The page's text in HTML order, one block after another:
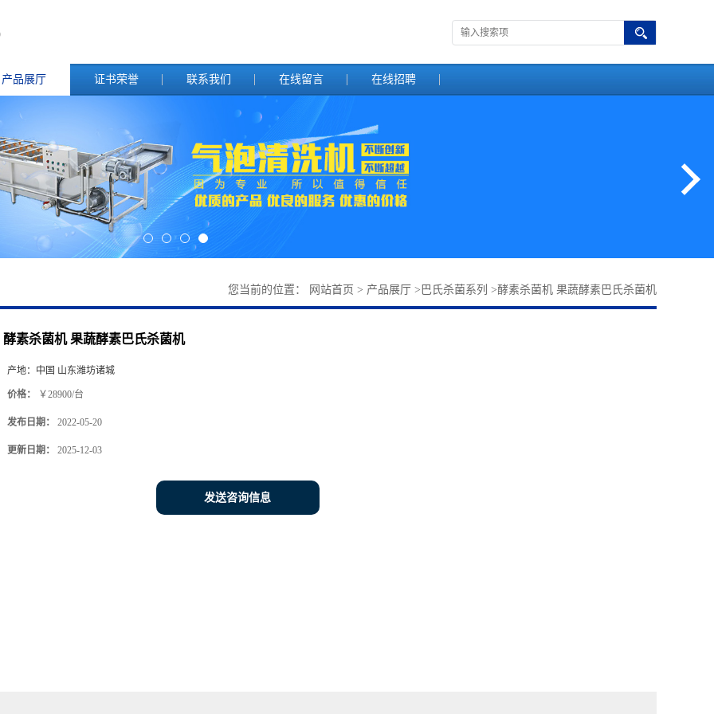
产品展厅 证书荣誉 联系我们 在线留言 在线招聘
您当前的位置： 网站首页 > 产品展厅 > 巴氏杀菌系列 >酵素杀菌机 果蔬酵素巴氏杀菌机
酵素杀菌机 果蔬酵素巴氏杀菌机
产地： 中国 山东潍坊诸城
价格： ￥28900/台
发布日期： 2022-05-20
更新日期： 2025-12-03
发送咨询信息